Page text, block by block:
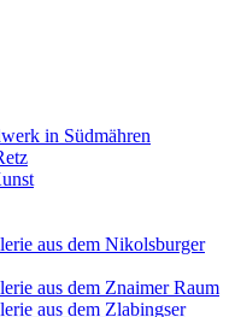
in Südmähren
aus dem Nikolsburger
aus dem Znaimer Raum
aus dem Zlabingser